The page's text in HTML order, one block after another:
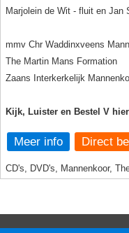
Marjolein de Wit - fluit en Jan
mmv Chr Waddinxveens
The Martin Mans Formation
Zaans Interkerkelijk
Kijk, Luister en Bestel V
Meer info
CD's, DVD's, Mannenkoor,